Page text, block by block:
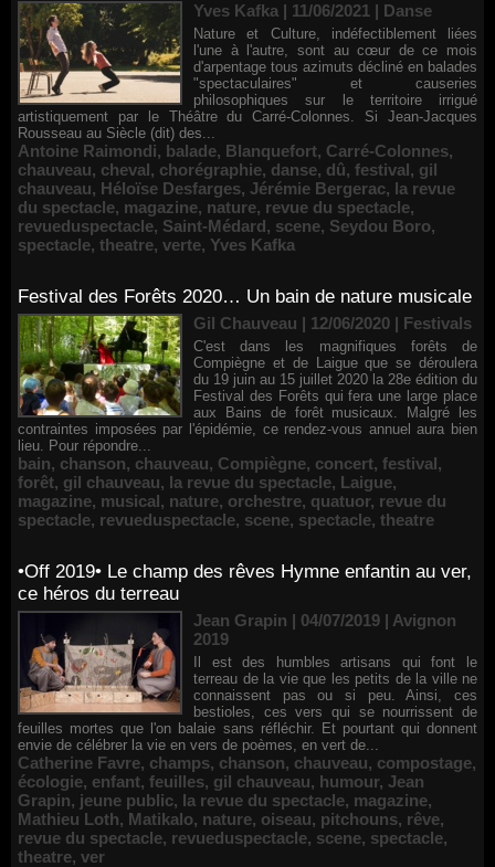
Yves Kafka | 11/06/2021 | Danse
Nature et Culture, indéfectiblement liées
l'une à l'autre, sont au cœur de ce mois
d'arpentage tous azimuts décliné en balades
"spectaculaires" et causeries
philosophiques sur le territoire irrigué
artistiquement par le Théâtre du Carré-Colonnes. Si Jean-Jacques
Rousseau au Siècle (dit) des...
Antoine Raimondi, balade, Blanquefort, Carré-Colonnes,
chauveau, cheval, chorégraphie, danse, dû, festival, gil
chauveau, Héloïse Desfarges, Jérémie Bergerac, la revue
du spectacle, magazine, nature, revue du spectacle,
revueduspectacle, Saint-Médard, scene, Seydou Boro,
spectacle, theatre, verte, Yves Kafka
Festival des Forêts 2020… Un bain de nature musicale
Gil Chauveau | 12/06/2020 | Festivals
C'est dans les magnifiques forêts de
Compiègne et de Laigue que se déroulera
du 19 juin au 15 juillet 2020 la 28e édition du
Festival des Forêts qui fera une large place
aux Bains de forêt musicaux. Malgré les
contraintes imposées par l'épidémie, ce rendez-vous annuel aura bien
lieu. Pour répondre...
bain, chanson, chauveau, Compiègne, concert, festival,
forêt, gil chauveau, la revue du spectacle, Laigue,
magazine, musical, nature, orchestre, quatuor, revue du
spectacle, revueduspectacle, scene, spectacle, theatre
•Off 2019• Le champ des rêves Hymne enfantin au ver,
ce héros du terreau
Jean Grapin | 04/07/2019 | Avignon
2019
Il est des humbles artisans qui font le
terreau de la vie que les petits de la ville ne
connaissent pas ou si peu. Ainsi, ces
bestioles, ces vers qui se nourrissent de
feuilles mortes que l'on balaie sans réfléchir. Et pourtant qui donnent
envie de célébrer la vie en vers de poèmes, en vert de...
Catherine Favre, champs, chanson, chauveau, compostage,
écologie, enfant, feuilles, gil chauveau, humour, Jean
Grapin, jeune public, la revue du spectacle, magazine,
Mathieu Loth, Matikalo, nature, oiseau, pitchouns, rêve,
revue du spectacle, revueduspectacle, scene, spectacle,
theatre, ver